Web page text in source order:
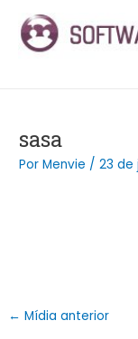
para
sasa
PorMenvie /23 de
navigation
← Mídia anterior